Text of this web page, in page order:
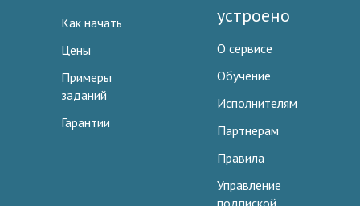
Как начать
Цены
Примеры
заданий
Гарантии
устроено
О сервисе
Обучение
Исполнителям
Партнерам
Правила
Управление